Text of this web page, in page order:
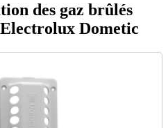
des gaz brûlés
Dometic